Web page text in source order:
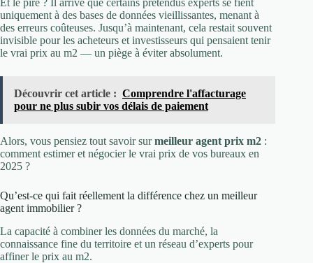
Et le pire ? Il arrive que certains prétendus experts se fient
uniquement à des bases de données vieillissantes, menant à
des erreurs coûteuses. Jusqu’à maintenant, cela restait souvent
invisible pour les acheteurs et investisseurs qui pensaient tenir
le vrai prix au m2 — un piège à éviter absolument.
Découvrir cet article : Comprendre l'affacturage
pour ne plus subir vos délais de paiement
Alors, vous pensiez tout savoir surmeilleur agent prix m2 :
comment estimer et négocier le vrai prix de vos bureaux en
2025 ?
Qu’est-ce qui fait réellement la différence chez un meilleur
agent immobilier ?
La capacité à combiner les données du marché, la
connaissance fine du territoire et un réseau d’experts pour
affiner le prix au m2.